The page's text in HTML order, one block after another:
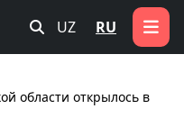
UZ RU
области открылось в